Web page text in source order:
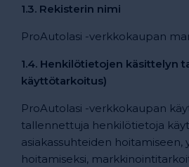
1.3. Rekisterin nimi
ProAutolasi -verkkokaupan
1.4. Henkilötietojen käsittelyn
käyttötarkoitus)
ProAutolasi -verkkokaupan
tallennettuja henkilötietoja
asiakassuhteiden
hoitamiseksi,